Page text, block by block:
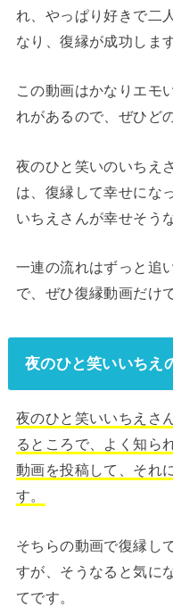
れ、やっぱり好きで二
なり、復縁が成功します
この動画はかなりエモ
れがあるので、ぜひど
夜のひと笑いのいちえ
は、復縁して幸せにな
いちえさんが幸せそう
一連の流れはずっと追
で、ぜひ復縁動画だけ
夜のひと笑いいちえ
夜のひと笑いいちえさ
るところで、よく知ら
動画を投稿して、それ
す。
そちらの動画で復縁し
すが、そうなると気に
てです。